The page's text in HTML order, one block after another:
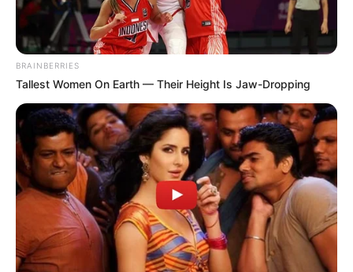
2. Suaviza y alisa la piel áspera
BRAINBERRIES
Tallest Women On Earth — Their Height Is Jaw-Dropping